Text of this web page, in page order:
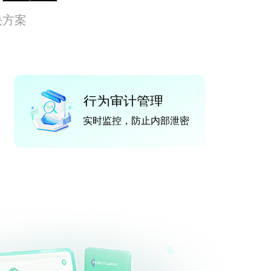
案
行为审计管理
实时监控，防止内部泄密